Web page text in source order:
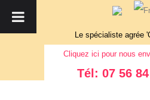
Le spécialiste agrée
Cliquez ici pour nous
Tél: 07 56